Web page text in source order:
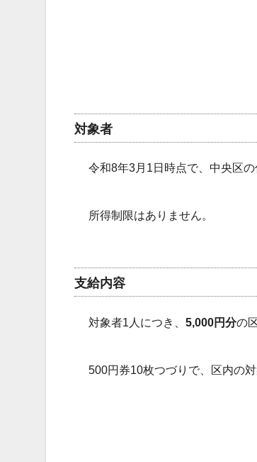
対象者
令和8年3月1日時点で、中央区
所得制限はありません。
支給内容
対象者1人につき、 5,000円分の
500円券10枚つづりで、区内の